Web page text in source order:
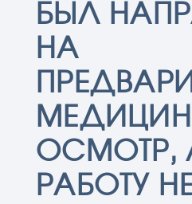
БЫЛ
НА
ОСМОТР,
РАБОТУ